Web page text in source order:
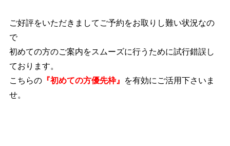
ご好評をいただきましてご予約をお取りし難い状況なの
で
初めての方のご案内をスムーズに行うために試行錯誤し
ております。
こちらの 『初めての方優先枠』 を有効にご活用下さいま
せ。